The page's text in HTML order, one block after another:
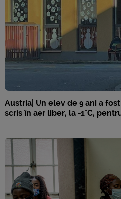
Austria| Un elev de 9 ani a
scris în aer liber, la -1°C,